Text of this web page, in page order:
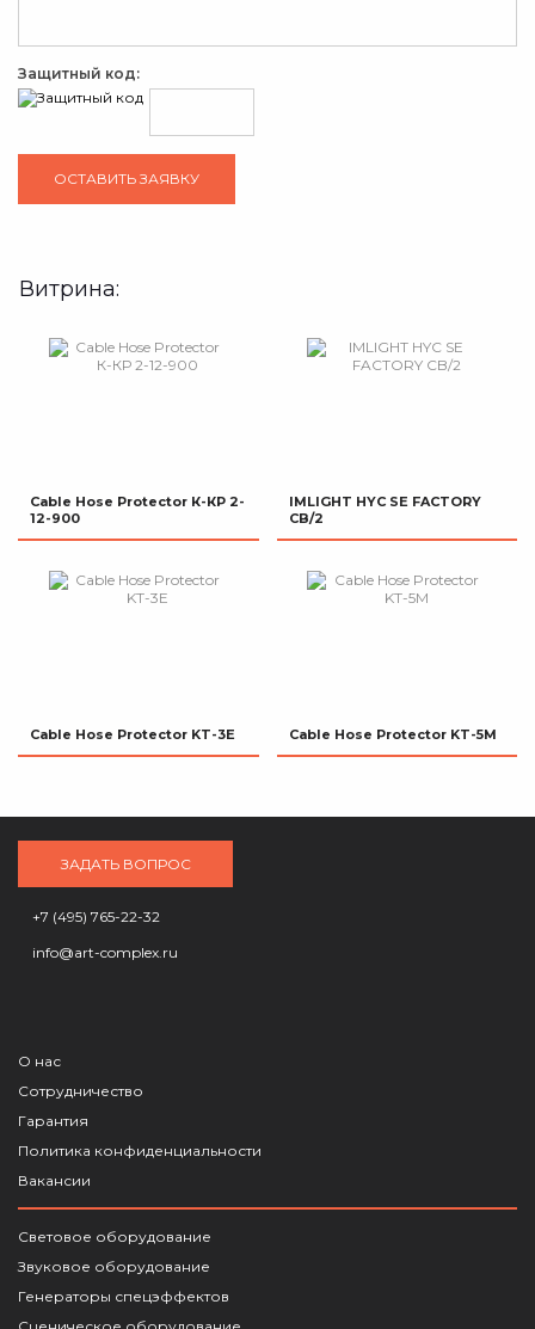
Защитный код:
Витрина:
Cable Hose Protector К-КР 2-
12-900
IMLIGHT HYC SE FACTORY
CB/2
Cable Hose Protector KT-3E Cable Hose Protector KT-5M
ЗАДАТЬ ВОПРОС
+7 (495) 765-22-32
info@art-complex.ru
О нас
Сотрудничество
Гарантия
Политика конфиденциальности
Вакансии
Световое оборудование
Звуковое оборудование
Генераторы спецэффектов